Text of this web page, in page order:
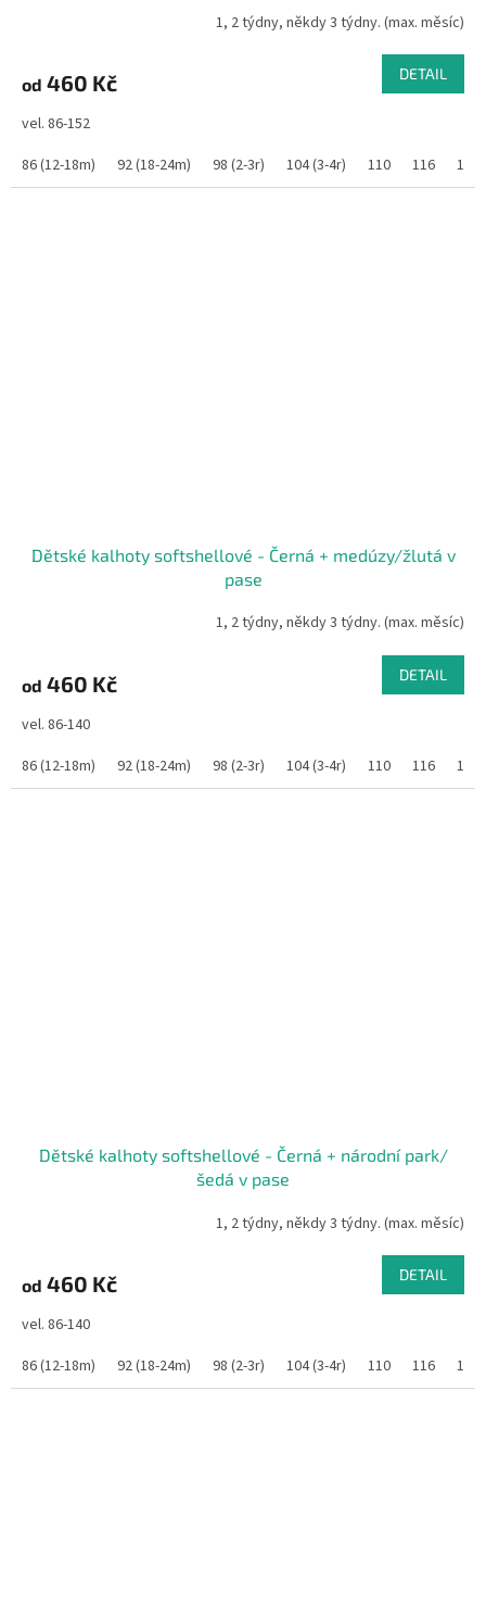
1, 2 týdny, někdy 3 týdny. (max. měsíc)
od 460 Kč DETAIL
vel. 86-152
86 (12-18m)
92 (18-24m) 98 (2-3r) 104 (3-4r) 110 116 122
Dětské kalhoty softshellové - Černá + medúzy/žlutá v
pase
1, 2 týdny, někdy 3 týdny. (max. měsíc)
od 460 Kč DETAIL
vel. 86-140
86 (12-18m)
92 (18-24m) 98 (2-3r) 104 (3-4r) 110 116 122
Dětské kalhoty softshellové - Černá + národní park/
šedá v pase
1, 2 týdny, někdy 3 týdny. (max. měsíc)
od 460 Kč DETAIL
vel. 86-140
86 (12-18m)
92 (18-24m) 98 (2-3r) 104 (3-4r) 110 116 122